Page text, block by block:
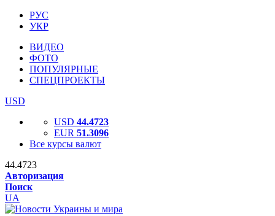
РУС
УКР
ВИДЕО
ФОТО
ПОПУЛЯРНЫЕ
СПЕЦПРОЕКТЫ
USD
USD 44.4723
EUR 51.3096
Все курсы валют
44.4723
Авторизация
Поиск
UA